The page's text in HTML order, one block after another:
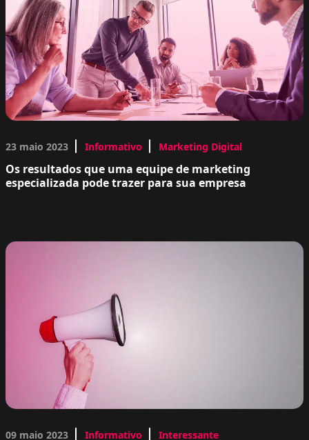
23 maio 2023 Informativo Marketing Digital
Os resultados que uma equipe de marketing
especializada pode trazer para sua empresa
09 maio 2023 Informativo Interessante